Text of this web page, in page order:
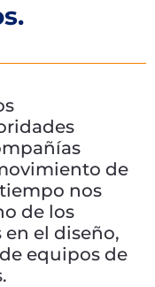
de
nos
de los
el diseño,
equipos de